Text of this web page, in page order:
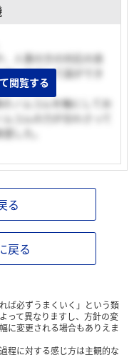
人事の方の対応の良
ックスして話ができ
ノムコムを軸にしてお
コムの力が合わさって
した。
閲覧する
る
戻る
ば必ずうまくいく」という類
って異なりますし、方針の変
に変更される場合もありえま
程に対する感じ方は主観的な